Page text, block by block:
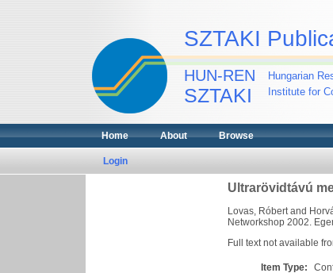
SZTAKI
HUN-REN
SZTAKI
Hungarian
Institute for
Home About Browse
Login
Ultrarövidtávú
Lovas, Róbertand
Networkshop 2002.
Full text not available
Item Type: